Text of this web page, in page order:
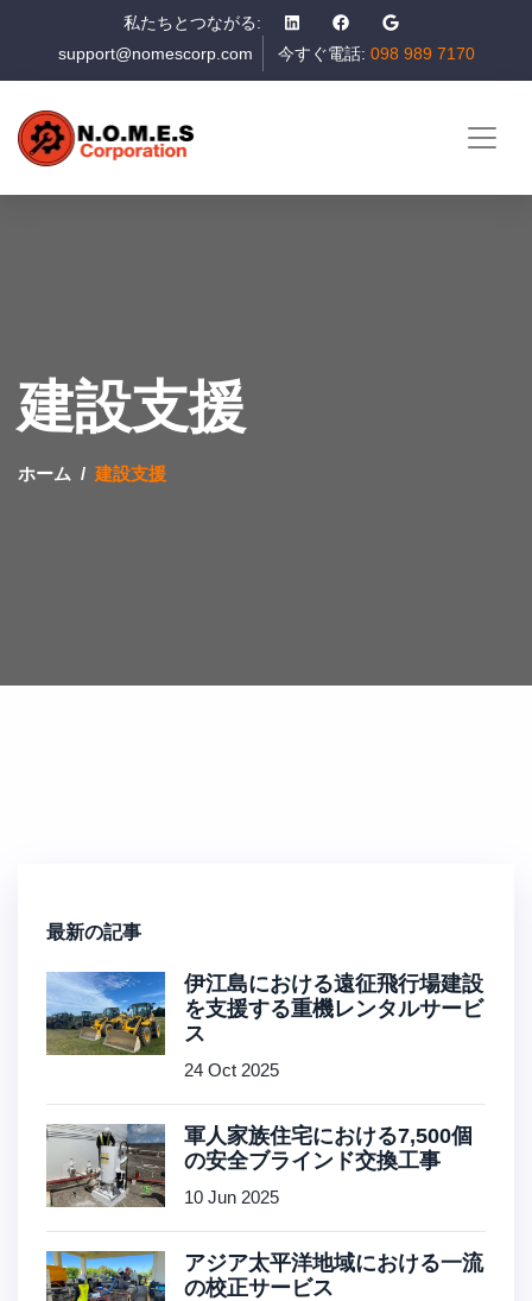
私たちとつながる:
support@nomescorp.com
今すぐ電話: 098 989 7170
建設支援
ホーム 建設支援
最新の記事
伊江島における遠征飛行場建設
を支援する重機レンタルサービ
ス
24 Oct 2025
軍人家族住宅における7,500個
の安全ブラインド交換工事
10 Jun 2025
アジア太平洋地域における一流
の校正サービス